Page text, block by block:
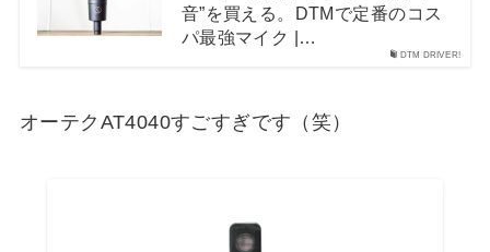
DTM DRIVER!
音”を買える。DTMで定番のコス
パ最強マイク |…
オーテクAT4040すごすぎです（笑）